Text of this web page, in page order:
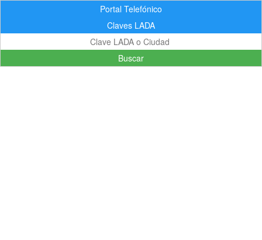
Portal Telefónico
Claves LADA
Buscar